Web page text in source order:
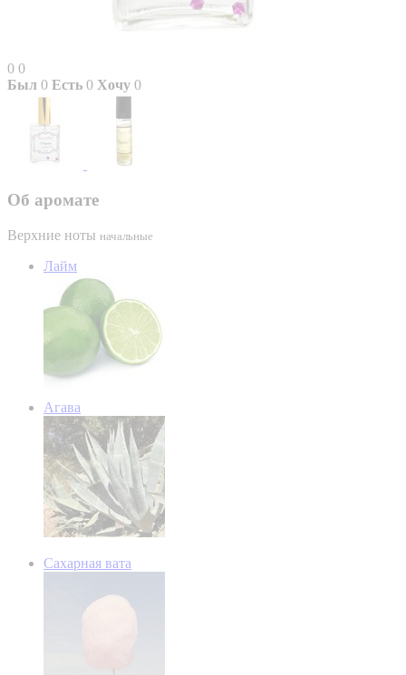
0 0
Был 0 Есть 0 Хочу 0
Об аромате
Верхние ноты начальные
Лайм
Агава
Сахарная вата